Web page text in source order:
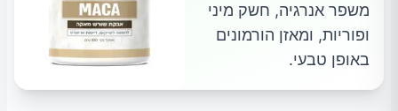
משפר אנרגיה, חשק מיני
ופוריות, ומאזן הורמונים
באופן טבעי.